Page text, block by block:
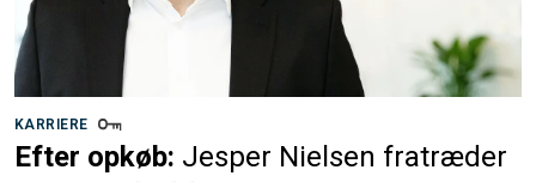
KARRIERE
Efter opkøb: Jesper Nielsen fratræder